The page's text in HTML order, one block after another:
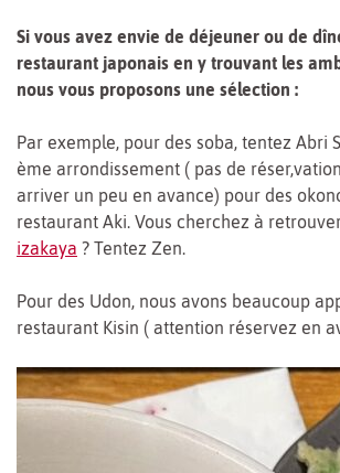
Si vous avez envie de déjeuner ou de
restaurant japonais en y trouvant les
nous vous proposons une sélection :
Par exemple, pour des soba, tentez Abri
ème arrondissement ( pas de
arriver un peu en avance) pour des
restaurant Aki. Vous cherchez à
izakaya ? Tentez Zen.
Pour des Udon, nous avons beaucoup
restaurant Kisin ( attention réservez en